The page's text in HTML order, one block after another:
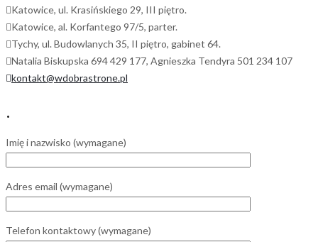
Katowice, ul. Krasińskiego 29, III piętro.
Katowice, al. Korfantego 97/5, parter.
Tychy, ul. Budowlanych 35, II piętro, gabinet 64.
Natalia Biskupska 694 429 177, Agnieszka Tendyra 501 234 107
kontakt@wdobrastrone.pl
.
Imię i nazwisko (wymagane)
Adres email (wymagane)
Telefon kontaktowy (wymagane)